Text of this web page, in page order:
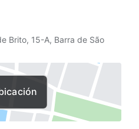
en cortesía
sillas de ruedas
Brito, 15-A, Barra de São